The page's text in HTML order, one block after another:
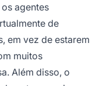
agentes
de
em vez de estarem
muitos
Além disso, o